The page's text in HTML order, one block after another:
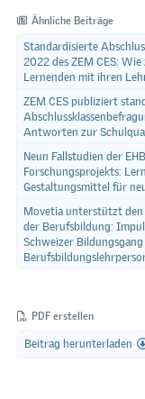
Ähnliche Beiträge
Standardisierte
2022 des ZEM CES:
Lernenden mit ihren
ZEM CES publiziert
Antworten zur
Neun Fallstudien der
Forschungsprojekts:
Gestaltungsmittel für
Movetia unterstützt den
der Berufsbildung:
Schweizer
PDF erstellen
Beitrag herunterladen